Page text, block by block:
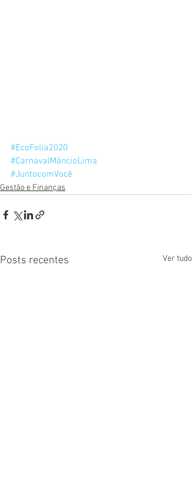
#EcoFolia2020
#CarnavalMâncioLima
#JuntocomVocê
Gestão e Finanças
Posts recentes Ver tudo